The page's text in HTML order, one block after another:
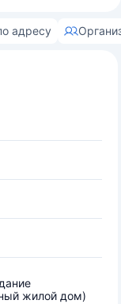
адресу
жилой дом)